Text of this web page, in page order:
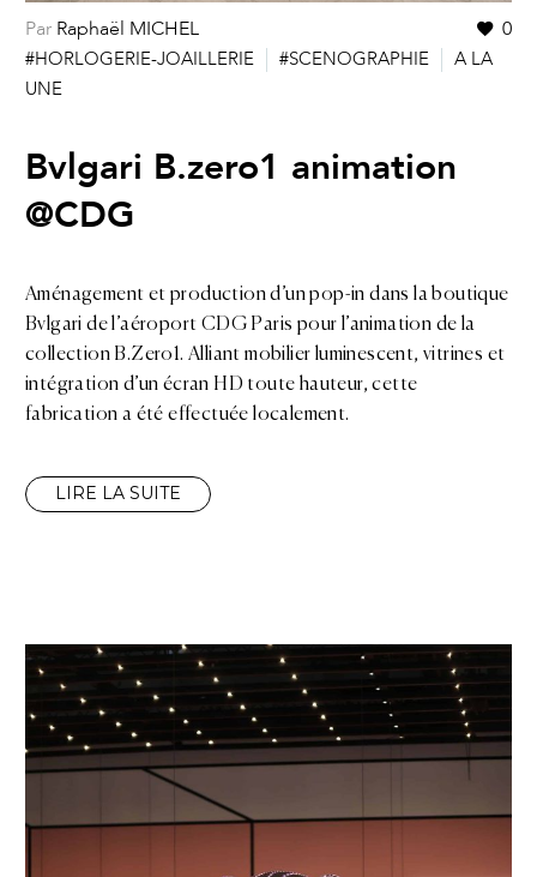
0
Par Raphaël MICHEL
#HORLOGERIE-JOAILLERIE #SCENOGRAPHIE
A LA
UNE
Bvlgari B.zero1 animation
@CDG
Aménagement et production d’un pop-in dans la boutique
Bvlgari de l’aéroport CDG Paris pour l’animation de la
collection B.Zero1. Alliant mobilier luminescent, vitrines et
intégration d’un écran HD toute hauteur, cette
fabrication a été effectuée localement.
LIRE LA SUITE